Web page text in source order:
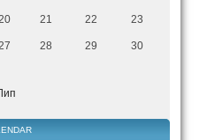
21 22 23
28 29 30